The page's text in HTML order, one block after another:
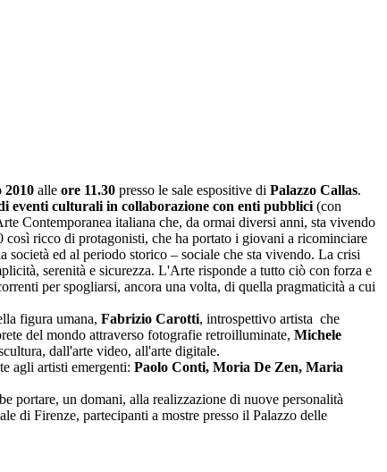
2010 alle ore 11.30 presso le sale espositive di Palazzo Callas.
eventi culturali in collaborazione con enti pubblici (con
Contemporanea italiana che, da ormai diversi anni, sta vivendo
così ricco di protagonisti, che ha portato i giovani a ricominciare
società ed al periodo storico – sociale che sta vivendo. La crisi
serenità e sicurezza. L'Arte risponde a tutto ciò con forza e
per spogliarsi, ancora una volta, di quella pragmaticità a cui
figura umana, Fabrizio Carotti, introspettivo artista che
del mondo attraverso fotografie retroilluminate, Michele
dall'arte video, all'arte digitale.
agli artisti emergenti: Paolo Conti, Moria De Zen, Maria
portare, un domani, alla realizzazione di nuove personalità
di Firenze, partecipanti a mostre presso il Palazzo delle